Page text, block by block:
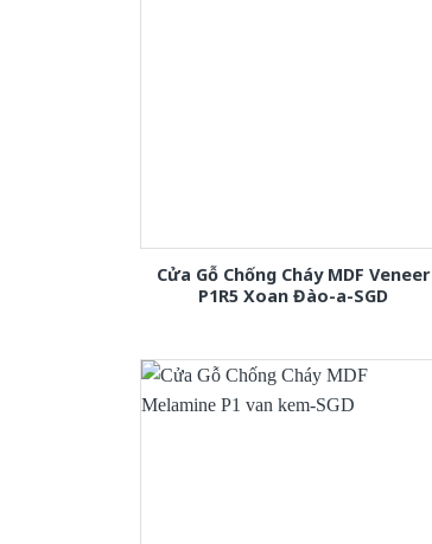
Cửa Gỗ Chống Cháy MDF Veneer
P1R5 Xoan Đào-a-SGD